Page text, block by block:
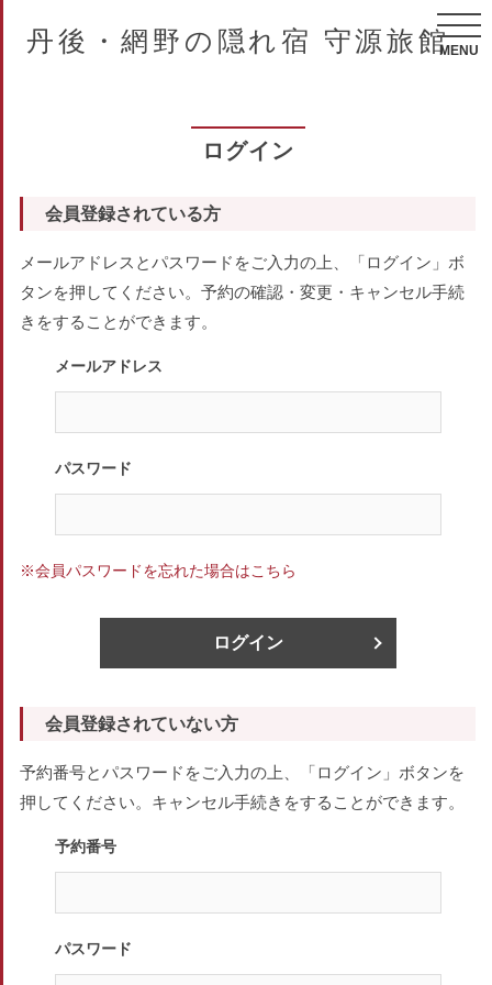
丹後・網野の隠れ宿 守源旅館MENU
ログイン
会員登録されている方
メールアドレスとパスワードをご入力の上、「ログイン」ボ
タンを押してください。予約の確認・変更・キャンセル手続
きをすることができます。
メールアドレス
パスワード
※会員パスワードを忘れた場合はこちら
ログイン
会員登録されていない方
予約番号とパスワードをご入力の上、「ログイン」ボタンを
押してください。キャンセル手続きをすることができます。
予約番号
パスワード